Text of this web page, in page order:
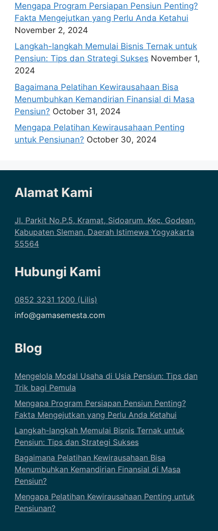
Mengapa Program Persiapan Pensiun Penting?
Fakta Mengejutkan yang Perlu Anda Ketahui
November 2, 2024
Langkah-langkah Memulai Bisnis Ternak untuk
Pensiun: Tips dan Strategi Sukses November 1,
2024
Bagaimana Pelatihan Kewirausahaan Bisa
Menumbuhkan Kemandirian Finansial di Masa
Pensiun? October 31, 2024
Mengapa Pelatihan Kewirausahaan Penting
untuk Pensiunan? October 30, 2024
Alamat Kami
Jl. Parkit No.P.5, Kramat, Sidoarum, Kec. Godean,
Kabupaten Sleman, Daerah Istimewa Yogyakarta
55564
Hubungi Kami
0852 3231 1200 (Lilis)
info@gamasemesta.com
Blog
Mengelola Modal Usaha di Usia Pensiun: Tips dan
Trik bagi Pemula
Mengapa Program Persiapan Pensiun Penting?
Fakta Mengejutkan yang Perlu Anda Ketahui
Langkah-langkah Memulai Bisnis Ternak untuk
Pensiun: Tips dan Strategi Sukses
Bagaimana Pelatihan Kewirausahaan Bisa
Menumbuhkan Kemandirian Finansial di Masa
Pensiun?
Mengapa Pelatihan Kewirausahaan Penting untuk
Pensiunan?